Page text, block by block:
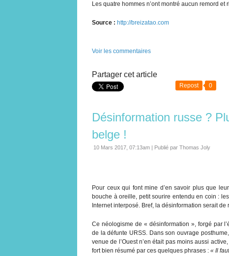
Les quatre hommes n’ont montré aucun remord
Source : http://breizatao.com
Voir les commentaires
Partager cet article
Repost 0
Désinformation russe ?
belge !
10 Mars 2017, 07:13am Publié par Thomas Joly
Pour ceux qui font mine d’en savoir plus que
bouche à oreille, petit sourire entendu en coin :
Internet interposé. Bref, la désinformation serait de
Ce néologisme de « désinformation », forgé par
de la défunte URSS. Dans son ouvrage posthume,
venue de l’Ouest n’en était pas moins aussi
fort bien résumé par ces quelques phrases :« Il